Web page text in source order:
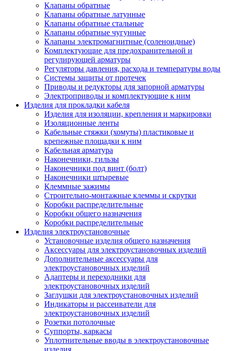
Клапаны обратные
Клапаны обратные латунные
Клапаны обратные стальные
Клапаны обратные чугунные
Клапаны электромагнитные (соленоидные)
Комплектующие для предохранительной и
регулирующей арматуры
Регуляторы давления, расхода и температуры воды
Системы защиты от протечек
Приводы и редукторы для запорной арматуры
Электроприводы и комплектующие к ним
Изделия для прокладки кабеля
Изделия для изоляции, крепления и маркировки
Изоляционные ленты
Кабельные стяжки (хомуты) пластиковые и
крепежные площадки к ним
Кабельная арматура
Наконечники, гильзы
Наконечники под винт (болт)
Наконечники штыревые
Клеммные зажимы
Строительно-монтажные клеммы и скрутки
Коробки распределительные
Коробки общего назначения
Коробки распределительные
Изделия электроустановочные
Установочные изделия общего назначения
Аксессуары для электроустановочных изделий
Дополнительные аксессуары для
электроустановочных изделий
Адаптеры и переходники для
электроустановочных изделий
Заглушки для электроустановочных изделий
Индикаторы и рассеиватели для
электроустановочных изделий
Розетки потолочные
Суппорты, каркасы
Уплотнительные вводы в электроустановочные
изделия